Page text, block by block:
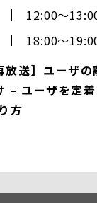
12:00～
18:00～
放送】ユーザ
– ユーザを定
方